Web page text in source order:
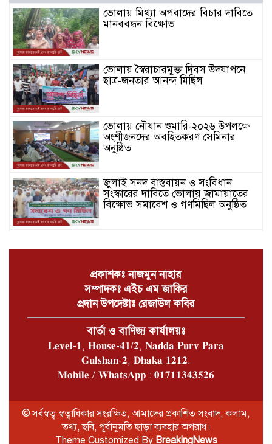
ভোলায় মিথ্যা অপবাদের বিচার দাবিতে
মানববন্ধন বিক্ষোভ
ভোলায় স্বৈরাচারমুক্ত দিবস উদযাপনে
ছাত্র-জনতার আনন্দ মিছিল
ভোলায় নৌযান শুমারি-২০২৬ উপলক্ষে
অংশীজনদের অবহিতকরণ সেমিনার
অনুষ্ঠিত
জুলাই সনদ বাস্তবায়ন ও সংবিধান
সংস্কারের দাবিতে ভোলায় জামায়াতের
বিক্ষোভ সমাবেশ ও গণমিছিল অনুষ্ঠিত
কোষাগারে ১ কোটি ২ লাখ টাকা ফেরত
ভোলার চরফ্যাশনে পান থেকে চুন
খসলেই চটে ওঠা মানুষটি চাঁদাবাজি
মামলায় কারাগারে
ভোলার বোরহানউদ্দিনে গাঁজা চাষে
সফলতার হাতছানি
ভোলার লালমোহনে বাস চাঁপায় প্রাণ
হারালো শিশু মাইশা
প্রকাশকঃ নাজমুন নাহার
সম্পাদকঃ এইচ এম জাকির
প্রদান উপদেষ্টাঃ রেজাউল কবির
বার্তা ও বাণিজ্য কার্যালয়ঃ
𝐋𝐞𝐯𝐞𝐥-𝟏, 𝐇𝐨𝐮𝐬𝐞-𝟒𝟏/𝟐, 𝐍𝐚𝐝𝐝𝐚 𝐏𝐮𝐫𝐯 𝐏𝐚𝐫𝐚
𝐆𝐮𝐥𝐬𝐡𝐚𝐧-𝟐, 𝐃𝐡𝐚𝐤𝐚 𝟏𝟐𝟏𝟐.
𝐌𝐨𝐛𝐢𝐥𝐞 / 𝐖𝐡𝐚𝐭𝐬𝐀𝐩𝐩 : 𝟎𝟏𝟕𝟏𝟏𝟑𝟒𝟑𝟓𝟐𝟔
© সর্বস্বত্ব স্বত্বাধিকার সংরক্ষিত, আমাদের প্রকাশিত সংবাদ, কলাম,
তথ্য, ছবি, পূর্বানুমতি ছাড়া ব্যবহার অপরাধ।
Theme Customized By BreakingNews